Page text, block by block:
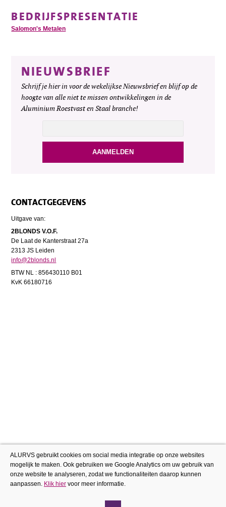
BEDRIJFSPRESENTATIE
Salomon's Metalen
NIEUWSBRIEF
Schrijf je hier in voor de wekelijkse Nieuwsbrief en blijf op de
hoogte van alle niet te missen ontwikkelingen in de
Aluminium Roestvast en Staal branche!
CONTACTGEGEVENS
Uitgave van:
2BLONDS V.O.F.
De Laat de Kanterstraat 27a
2313 JS Leiden
info@2blonds.nl
BTW NL : 856430110 B01
KvK 66180716
ALURVS gebruikt cookies om social media integratie op onze websites
mogelijk te maken. Ook gebruiken we Google Analytics om uw gebruik van
onze website te analyseren, zodat we functionaliteiten daarop kunnen
aanpassen. Klik hier voor meer informatie.